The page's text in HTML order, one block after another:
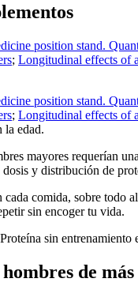
position stand.
; Longitudinal effects of
position stand.
; Longitudinal effects of
la edad.
mayores requerían
dosis y distribución de
comida, sobre todo
sin encoger tu vida.
sin
de más